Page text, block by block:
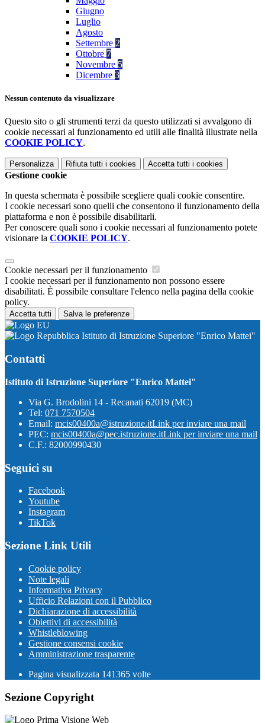
Giugno
Luglio
Agosto
Settembre 2
Ottobre 7
Novembre 5
Dicembre 3
Nessun contenuto da visualizzare
Questo sito o gli strumenti terzi da questo utilizzati si avvalgono di
cookie necessari al funzionamento ed utili alle finalità illustrate nella
COOKIE POLICY.
Personalizza Rifiuta tutti i cookies Accetta tutti i cookies
Gestione cookie
In questa schermata è possibile scegliere quali cookie consentire.
I cookie necessari sono quelli che consentono il funzionamento della
piattaforma e non è possibile disabilitarli.
Per conoscere quali sono i cookie necessari al funzionamento potete
visionare la COOKIE POLICY.
Cookie necessari per il funzionamento
I cookie necessari per il funzionamento non possono essere
disabilitati. È possibile consultare l'elenco nella pagina della cookie
policy.
Accetta tutti Salva le preferenze
Istituto di Istruzione Superiore "Enrico Mattei"
Contatti
Istituto di Istruzione Superiore "Enrico Mattei"
Via G. Brodolini 14 - Recanati 62019 (MC)
Tel: 071 7570504
Email: mcis00400a@istruzione.itLink per inviare una mail
PEC: mcis00400a@pec.istruzione.itLink per inviare una mail
C.F.: 82000990430
Seguici su
Facebook
Youtube
Instagram
TikTok
Sezione Link Utili
Cookie policy
Note legali
Informativa Privacy
Ufficio Relazioni con il Pubblico
Dichiarazione di accessibilità
Obiettivi di accessibilità
Whistleblowing
Gestione consensi cookie
Amministrazione trasparente
Pagina visualizzata 141365 volte
Sezione Copyright